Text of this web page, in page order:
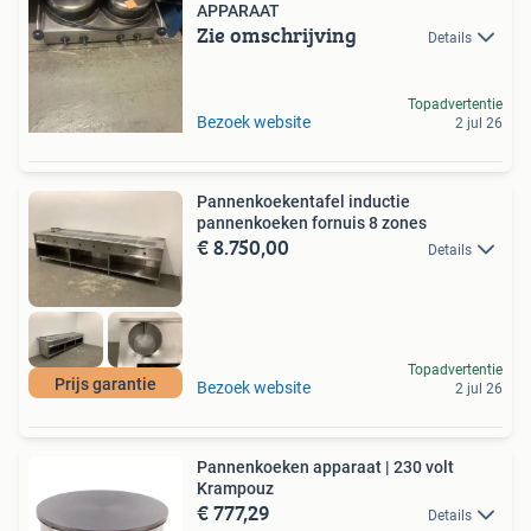
APPARAAT
Zie omschrijving Details
Bezoek website
Topadvertentie
2 jul 26
Prijs garantie
Pannenkoekentafel inductie
pannenkoeken fornuis 8 zones
€ 8.750,00 Details
Bezoek website
Topadvertentie
2 jul 26
Pannenkoeken apparaat | 230 volt
Krampouz
€ 777,29 Details